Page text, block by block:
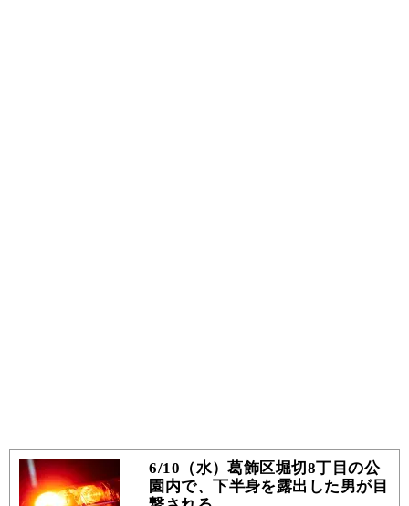
6/10（水）葛飾区堀切8丁目の公
園内で、下半身を露出した男が目